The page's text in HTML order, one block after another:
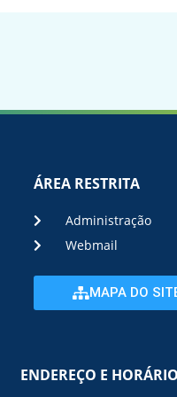
ÁREA RESTRITA
Administração
Webmail
MAPA DO
ENDEREÇO E